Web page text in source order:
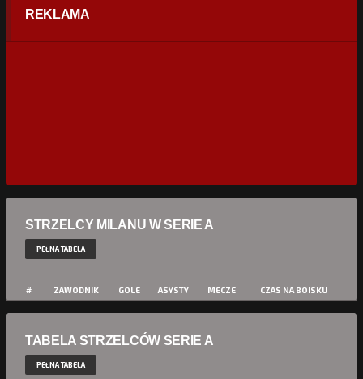
REKLAMA
STRZELCY MILANU W SERIE A
PEŁNA TABELA
# ZAWODNIK GOLE ASYSTY MECZE CZAS NA BOISKU
TABELA STRZELCÓW SERIE A
PEŁNA TABELA